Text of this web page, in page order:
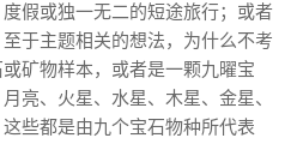
假或独一无二的短途旅行；或者
于主题相关的想法，为什么不考
矿物样本，或者是一颗九曜宝
亮、火星、水星、木星、金星、
些都是由九个宝石物种所代表